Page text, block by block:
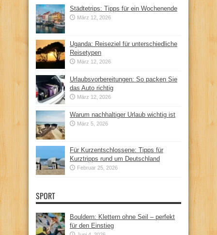
Städtetrips: Tipps für ein Wochenende
März 12, 2026
Uganda: Reiseziel für unterschiedliche
Reisetypen
März 12, 2026
Urlaubsvorbereitungen: So packen Sie
das Auto richtig
März 12, 2026
Warum nachhaltiger Urlaub wichtig ist
März 5, 2026
Für Kurzentschlossene: Tipps für
Kurztripps rund um Deutschland
Februar 25, 2026
SPORT
Bouldern: Klettern ohne Seil – perfekt
für den Einstieg